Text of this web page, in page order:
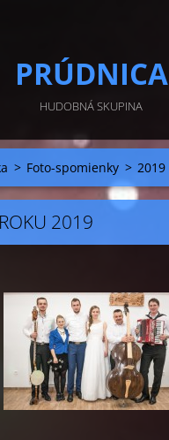
PRÚDNICA
HUDOBNÁ SKUPINA
> Foto-spomienky > 2019
2019